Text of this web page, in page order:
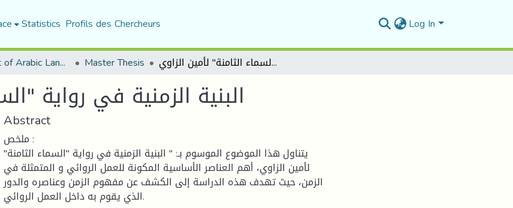
Statistics Profils des Chercheurs Log In
Department of Arabic Language and Literature Master Thesis البنية الزمنية في رواية "السماء الثامنة" لأمين الزاوي
البنية الزمنية في رواية
Abstract
ملخص :
يتناول هذا الموضوع الموسوم بـ: " البنية الزمنية في رواية "السماء الثامنة"
لأمين الزاوي، أهم العناصر الأساسية المكونة للعمل الروائي و المتمثلة في
الزمن، حيث تهدف هذه الدراسة إلى الكشف عن مفهوم الزمن وعناصره والدور
الذي يقوم به داخل العمل الروائي.